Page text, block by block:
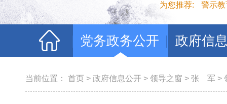
为您推荐: 警示教
党务政务公开 政府信
当前位置： 首页 > 政府信息公开 > 领导之窗 > 张 军 >